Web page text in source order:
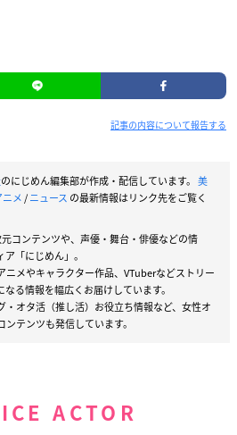
セーラーマーズ柄）
ト柄）
記事の内容について報告する
のにじめん編集部が作成・配信しています。 美
メ/ニュース の最新情報はリンク先をご覧く
コンテンツや、声優・舞台・俳優などの情
「にじめん」。
ニメやキャラクター作品、VTuberなどストリー
る情報を幅広くお届けしています。
・オタ活（推し活）お役立ち情報など、女性オ
テンツも発信しています。
ACTOR